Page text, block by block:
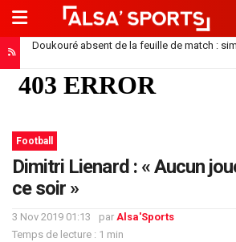
Football
Dimitri Lienard : « Aucun
ce soir »
3 Nov 2019 01:13 par Alsa'Sports
Temps de lecture : 1 min